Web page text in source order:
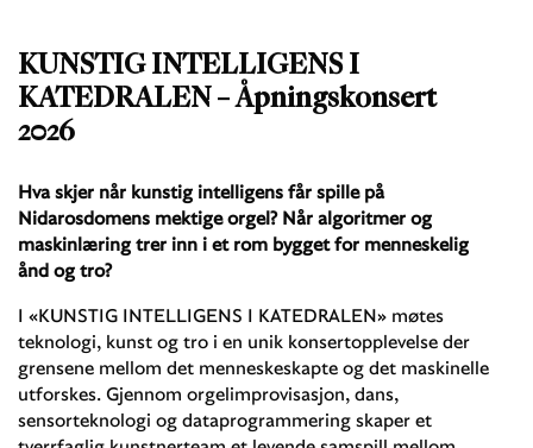
KUNSTIG INTELLIGENS I
KATEDRALEN – Åpningskonsert
2026
Hva skjer når kunstig intelligens får spille på
Nidarosdomens mektige orgel? Når algoritmer og
maskinlæring trer inn i et rom bygget for menneskelig
ånd og tro?
I «KUNSTIG INTELLIGENS I KATEDRALEN» møtes
teknologi, kunst og tro i en unik konsertopplevelse der
grensene mellom det menneskeskapte og det maskinelle
utforskes. Gjennom orgelimprovisasjon, dans,
sensorteknologi og dataprogrammering skaper et